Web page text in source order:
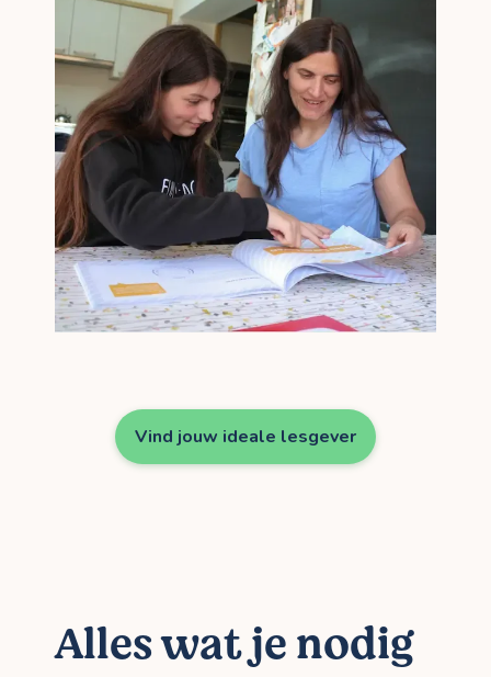
Vind jouw ideale lesgever
Alles wat je nodig